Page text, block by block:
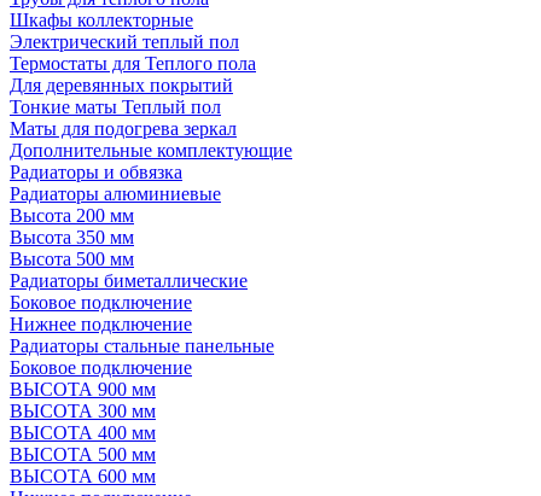
Шкафы коллекторные
Электрический теплый пол
Термостаты для Теплого пола
Для деревянных покрытий
Тонкие маты Теплый пол
Маты для подогрева зеркал
Дополнительные комплектующие
Радиаторы и обвязка
Радиаторы алюминиевые
Высота 200 мм
Высота 350 мм
Высота 500 мм
Радиаторы биметаллические
Боковое подключение
Нижнее подключение
Радиаторы стальные панельные
Боковое подключение
ВЫСОТА 900 мм
ВЫСОТА 300 мм
ВЫСОТА 400 мм
ВЫСОТА 500 мм
ВЫСОТА 600 мм